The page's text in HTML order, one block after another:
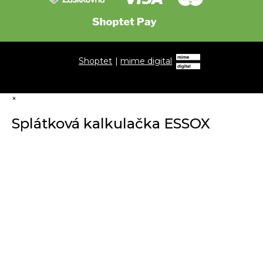
Shoptet |mime digital
×
Splátková kalkulačka ESSOX